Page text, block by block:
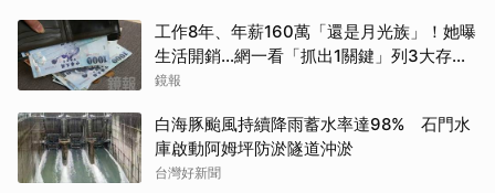
工作8年、年薪160萬「還是月光族」！她曝
生活開銷…網一看「抓出1關鍵」列3大存錢
法
鏡報
白海豚颱風持續降雨蓄水率達98% 石門水
庫啟動阿姆坪防淤隧道沖淤
台灣好新聞